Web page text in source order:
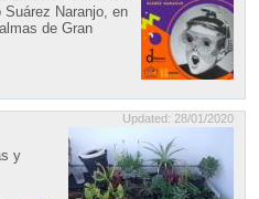
Naranjo, en
de Gran
Updated: 28/01/2020
y